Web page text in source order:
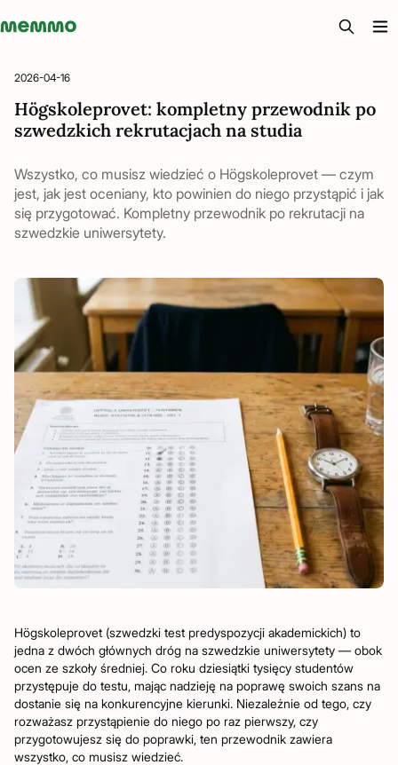
Memmo - AI-verktyg och digital kurslitteratur
2026-04-16
Högskoleprovet: kompletny przewodnik po
szwedzkich rekrutacjach na studia
Wszystko, co musisz wiedzieć o Högskoleprovet — czym
jest, jak jest oceniany, kto powinien do niego przystąpić i jak
się przygotować. Kompletny przewodnik po rekrutacji na
szwedzkie uniwersytety.
Högskoleprovet (szwedzki test predyspozycji akademickich) to
jedna z dwóch głównych dróg na szwedzkie uniwersytety — obok
ocen ze szkoły średniej. Co roku dziesiątki tysięcy studentów
przystępuje do testu, mając nadzieję na poprawę swoich szans na
dostanie się na konkurencyjne kierunki. Niezależnie od tego, czy
rozważasz przystąpienie do niego po raz pierwszy, czy
przygotowujesz się do poprawki, ten przewodnik zawiera
wszystko, co musisz wiedzieć.